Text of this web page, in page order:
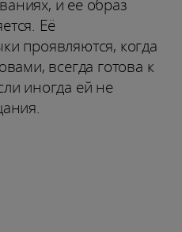
и её образ
Её
проявляются, когда
всегда готова к
иногда ей не